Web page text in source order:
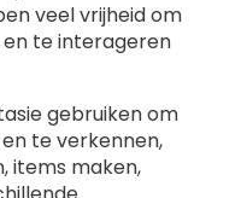
veel vrijheid om
te interageren
gebruiken om
te verkennen,
items maken,